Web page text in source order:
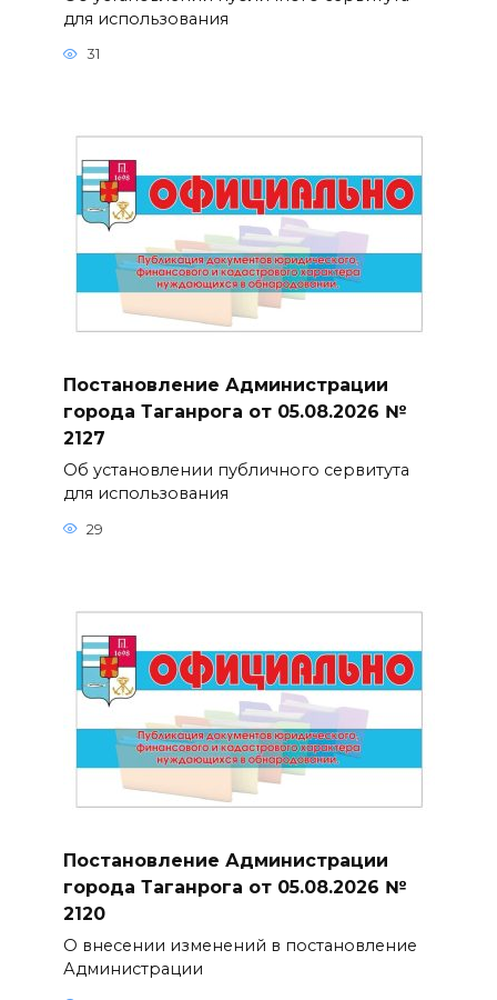
для использования
31
Постановление Администрации
города Таганрога от 05.08.2026 №
2127
Об установлении публичного сервитута
для использования
29
Постановление Администрации
города Таганрога от 05.08.2026 №
2120
О внесении изменений в постановление
Администрации